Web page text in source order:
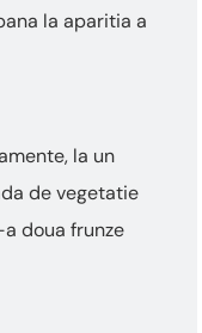
la aparitia a
la un
de vegetatie
doua frunze